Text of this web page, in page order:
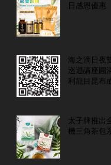
日感恩優惠
海之滴日夜
巡迴講座圓
利籠目昆布
太子牌推出
機三角茶包